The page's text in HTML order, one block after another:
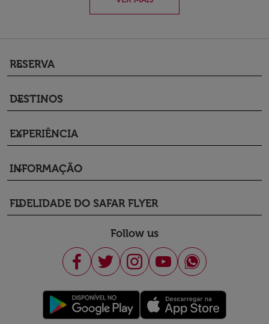
RESERVA
keyboard_arrow_down
DESTINOS
keyboard_arrow_down
EXPERIÊNCIA
keyboard_arrow_down
INFORMAÇÃO
keyboard_arrow_down
FIDELIDADE DO SAFAR FLYER
keyboard_arrow_down
Follow us